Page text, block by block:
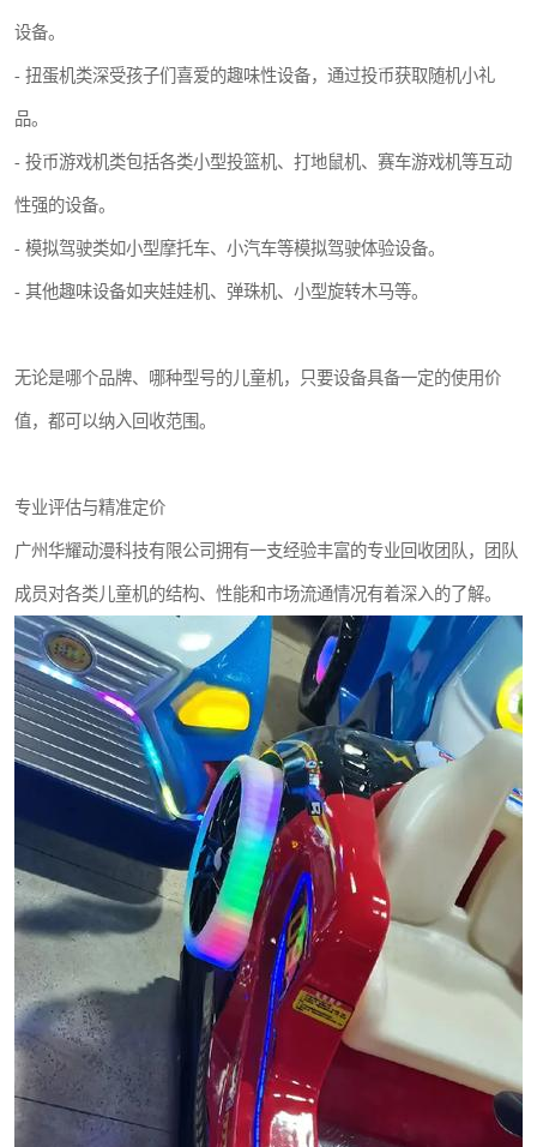
设备。
- 扭蛋机类深受孩子们喜爱的趣味性设备，通过投币获取随机小礼
品。
- 投币游戏机类包括各类小型投篮机、打地鼠机、赛车游戏机等互动
性强的设备。
- 模拟驾驶类如小型摩托车、小汽车等模拟驾驶体验设备。
- 其他趣味设备如夹娃娃机、弹珠机、小型旋转木马等。
无论是哪个品牌、哪种型号的儿童机，只要设备具备一定的使用价
值，都可以纳入回收范围。
专业评估与精准定价
广州华耀动漫科技有限公司拥有一支经验丰富的专业回收团队，团队
成员对各类儿童机的结构、性能和市场流通情况有着深入的了解。